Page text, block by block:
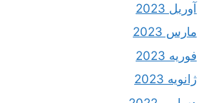
آوریل 2023
مارس 2023
فوریه 2023
ژانویه 2023